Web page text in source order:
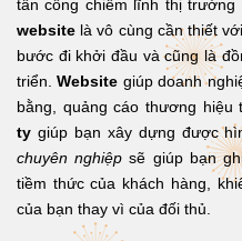
tấn công chiếm lĩnh thị trường
website là vô cùng cần thiết
bước đi khởi đầu và cũng là
triển.Website giúp doanh
bằng, quảng cáo thương
ty giúp bạn xây dựng được
chuyên nghiệp sẽ giúp bạn
tiềm thức của khách hàng,
của bạn thay vì của đối thủ.